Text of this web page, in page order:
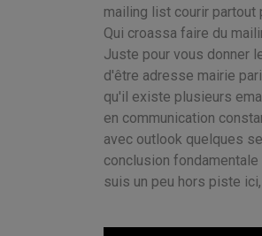
mailing list courir partout
Qui croassa faire du
Juste pour vous donner
d'être adresse mairie
qu'il existe plusieurs
en communication
avec outlook quelques
conclusion
suis un peu hors piste